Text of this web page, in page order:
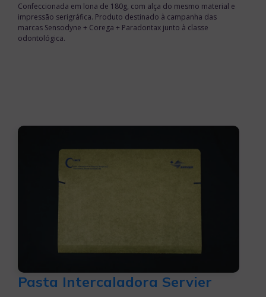
Confeccionada em lona de 180g, com alça do mesmo material e
impressão serigráfica. Produto destinado à campanha das
marcas Sensodyne + Corega + Paradontax junto à classe
odontológica.
Pasta Intercaladora Servier